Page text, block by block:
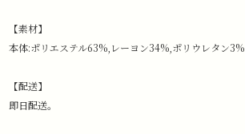
【素材】
本体:ポリエステル63%,レーヨン34%,ポリウレタン3%
【配送】
即日配送。